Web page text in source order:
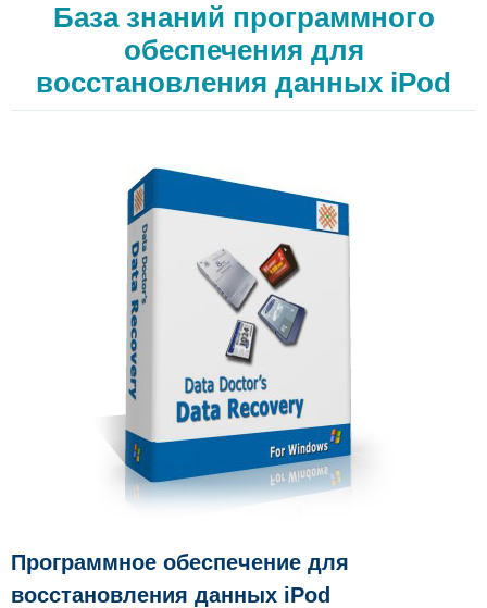
База знаний программного
обеспечения для
восстановления данных iPod
Программное обеспечение для
восстановления данных iPod